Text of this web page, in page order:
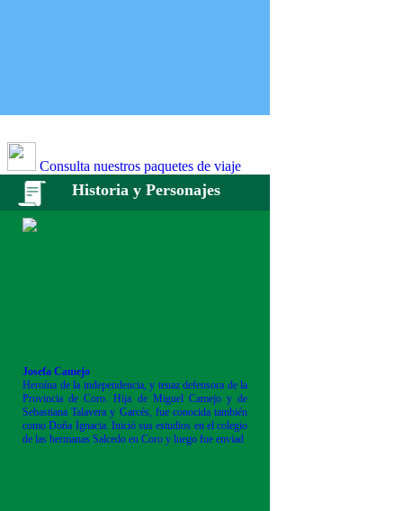
Consulta nuestros paquetes de viaje
Historia y Personajes
Josefa Camejo
Heroína de la independencia, y tenaz defensora de la
Provincia de Coro. Hija de Miguel Camejo y de
Sebastiana Talavera y Garcés, fue conocida también
como Doña Ignacia. Inició sus estudios en el colegio
de las hermanas Salcedo en Coro y luego fue enviad